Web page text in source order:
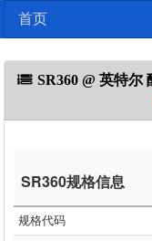
首页
SR360 @ 英特尔
SR360规格信息
规格代码